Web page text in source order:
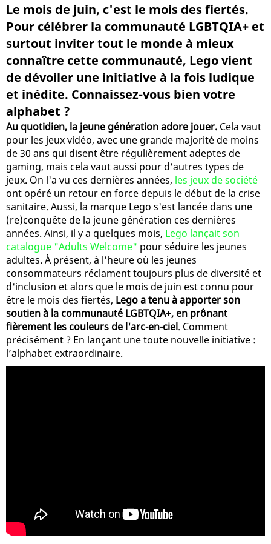
Le mois de juin, c'est le mois des fiertés.
Pour célébrer la communauté LGBTQIA+ et
surtout inviter tout le monde à mieux
connaître cette communauté, Lego vient
de dévoiler une initiative à la fois ludique
et inédite. Connaissez-vous bien votre
alphabet ?
Au quotidien, la jeune génération adore jouer. Cela vaut
pour les jeux vidéo, avec une grande majorité de moins
de 30 ans qui disent être régulièrement adeptes de
gaming, mais cela vaut aussi pour d'autres types de
jeux. On l'a vu ces dernières années, les jeux de société
ont opéré un retour en force depuis le début de la crise
sanitaire. Aussi, la marque Lego s'est lancée dans une
(re)conquête de la jeune génération ces dernières
années. Ainsi, il y a quelques mois, Lego lançait son
catalogue "Adults Welcome" pour séduire les jeunes
adultes. À présent, à l'heure où les jeunes
consommateurs réclament toujours plus de diversité et
d'inclusion et alors que le mois de juin est connu pour
être le mois des fiertés, Lego a tenu à apporter son
soutien à la communauté LGBTQIA+, en prônant
fièrement les couleurs de l'arc-en-ciel. Comment
précisément ? En lançant une toute nouvelle initiative :
l’alphabet extraordinaire.